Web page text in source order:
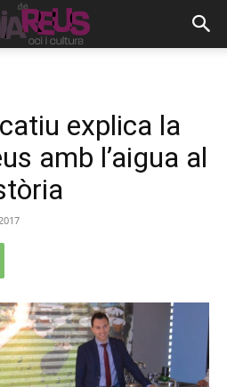
explica la
amb l’aigua al